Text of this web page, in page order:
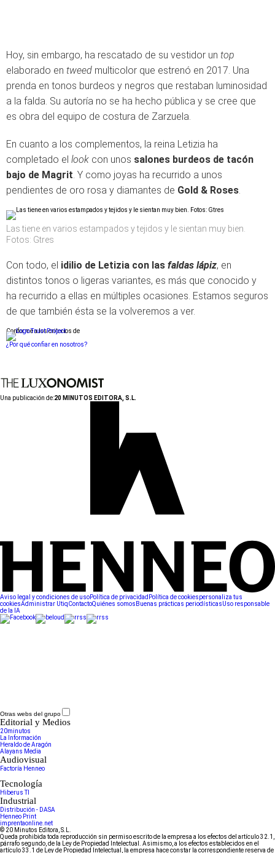
Hoy, sin embargo, ha rescatado de su vestidor un top
elaborado en tweed multicolor que estrenó en 2017. Una
prenda en tonos burdeos y negros que restaban luminosidad
a la falda. Su autoría no se ha hecho pública y se cree que
es obra del equipo de costura de Zarzuela.
En cuanto a los complementos, la reina Letizia ha
completado el look con unos salones burdeos de tacón
bajo de Magrit . Y como joyas ha recurrido a unos
pendientes de oro rosa y diamantes de Gold & Roses
Las tiene en varios estampados y tejidos y le sientan muy bien.
Fotos: Gtres
Con todo, el idilio de Letizia con las faldas lápiz, en
distintos tonos o ligeras variantes, es más que conocido y
ha recurrido a ellas en múltiples ocasiones. Estamos seguros
de que también ésta se la volveremos a ver.
Conforme a los criterios de
¿Por qué confiar en nosotros?
Una publicación de:20 MINUTOS EDITORA, S.L.
Aviso legal y condiciones de usoPolítica de privacidad Política de cookiespersonaliza tus
cookiesAdministrar UtiqContactoQuiénes somos Buenas prácticas periodísticasUso responsable
de la IA
Otras webs del grupo
Editorial y Medios
20minutos
La Información
Heraldo de Aragón
Alayans Media
Audiovisual
Factoría Henneo
Tecnología
Hiberus TI
Industrial
Distribución - DASA
Henneo Print
imprentaonline.net
© 20 Minutos Editora, S.L.
Queda prohibida toda reproducción sin permiso escrito de la empresa a los efectos del artículo 32.1,
párrafo segundo, de la Ley de Propiedad Intelectual. Asimismo, a los efectos establecidos en el
artículo 33.1 de Ley de Propiedad Intelectual, la empresa hace constar la correspondiente reserva de